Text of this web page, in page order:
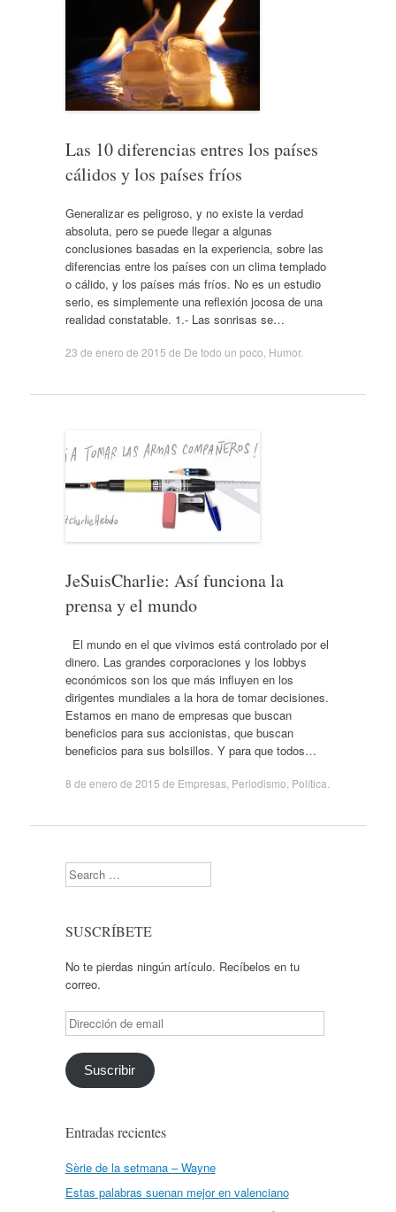
Las 10 diferencias entres los países
cálidos y los países fríos
Generalizar es peligroso, y no existe la verdad
absoluta, pero se puede llegar a algunas
conclusiones basadas en la experiencia, sobre las
diferencias entre los países con un clima templado
o cálido, y los países más fríos. No es un estudio
serio, es simplemente una reflexión jocosa de una
realidad constatable. 1.- Las sonrisas se…
23 de enero de 2015 de De todo un poco Humor.
JeSuisCharlie: Así funciona la
prensa y el mundo
El mundo en el que vivimos está controlado por el
dinero. Las grandes corporaciones y los lobbys
económicos son los que más influyen en los
dirigentes mundiales a la hora de tomar decisiones.
Estamos en mano de empresas que buscan
beneficios para sus accionistas, que buscan
beneficios para sus bolsillos. Y para que todos…
8 de enero de 2015 de Empresas, Periodismo Política
Search
SUSCRÍBETE
No te pierdas ningún artículo. Recíbelos en tu
correo.
Dirección
de
email
Suscribir
Entradas recientes
Sèrie de la setmana – Wayne
Estas palabras suenan mejor en valenciano